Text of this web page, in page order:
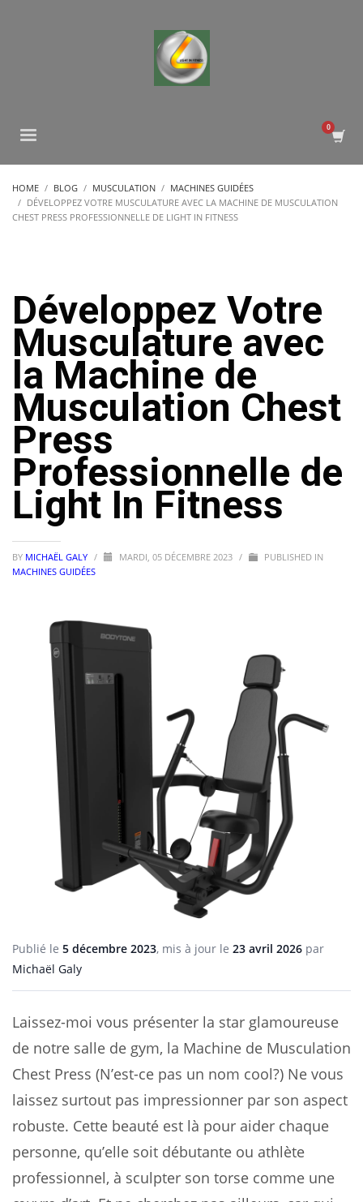
HOME BLOG MUSCULATION
MACHINES GUIDÉES
DÉVELOPPEZ VOTRE MUSCULATURE AVEC LA MACHINE DE MUSCULATION
CHEST PRESS PROFESSIONNELLE DE LIGHT IN FITNESS
Développez Votre
Musculature avec
la Machine de
Musculation Chest
Press
Professionnelle de
Light In Fitness
BY MICHAËL GALY / MARDI, 05 DÉCEMBRE 2023 /
PUBLISHED IN
MACHINES GUIDÉES
Publié le 5 décembre 2023, mis à jour le 23 avril 2026 par
Michaël Galy
Laissez-moi vous présenter la star glamoureuse
de notre salle de gym, la Machine de Musculation
Chest Press (N’est-ce pas un nom cool?) Ne vous
laissez surtout pas impressionner par son aspect
robuste. Cette beauté est là pour aider chaque
personne, qu’elle soit débutante ou athlète
professionnel, à sculpter son torse comme une